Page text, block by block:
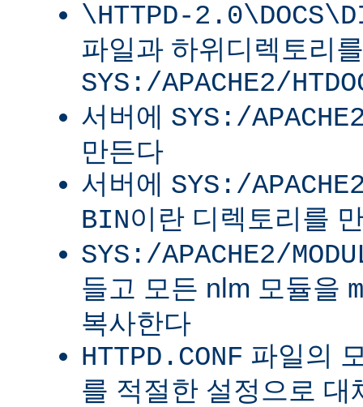
\HTTPD-
파일과 하위디렉토리를
SYS:/APACHE2/
서버에 SYS:/
만든다
서버에 SYS:/
BIN이란 디렉토리를
SYS:/APACHE2/
들고 모든 nlm 모듈을
복사한다
HTTPD.CONF 파일의
를 적절한 설정으로 대